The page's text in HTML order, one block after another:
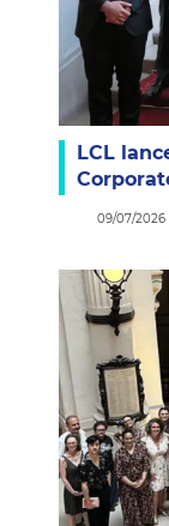
LCL
09/07/2026